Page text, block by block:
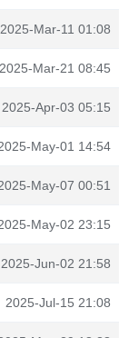
2025-Mar-11 01:08
2025-Mar-21 08:45
2025-Apr-03 05:15
May-01 14:54
May-07 00:51
May-02 23:15
2025-Jun-02 21:58
2025-Jul-15 21:08